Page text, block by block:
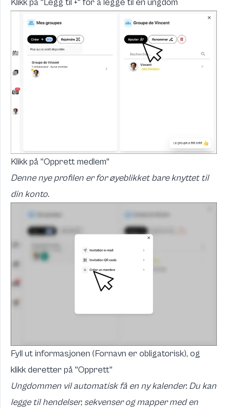
Klikk på "Legg til +" for å legge til en ungdom
Klikk på "Opprett medlem"
Denne nye profilen er for øyeblikket bare knyttet til
din konto.
Fyll ut informasjonen (Fornavn er obligatorisk), og
klikk deretter på "Opprett"
Ungdommen vil automatisk få en ny kalender. Du kan
legge til hendelser, sekvenser og mapper med en